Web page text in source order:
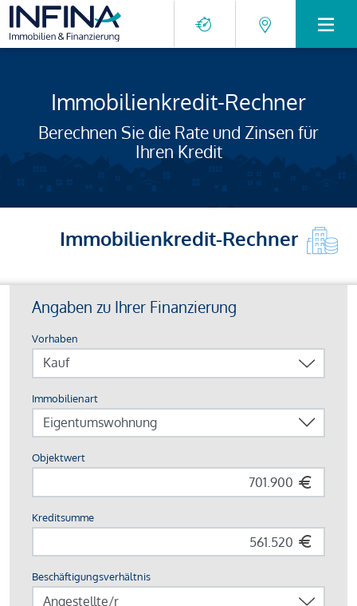
Immobilienkredit-Rechner
Berechnen Sie die Rate und Zinsen für
Ihren Kredit
Immobilienkredit-Rechner